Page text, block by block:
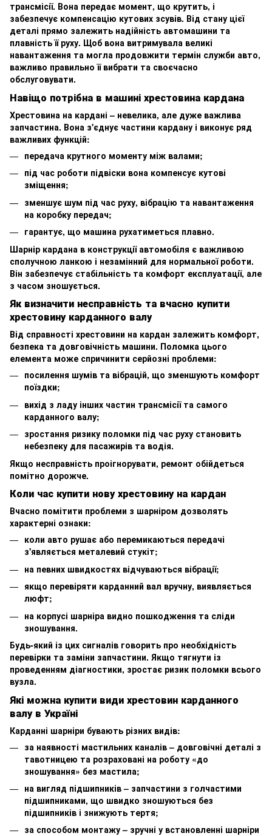
трансмісії. Вона передає момент, що крутить, і
забезпечує компенсацію кутових зсувів. Від стану цієї
деталі прямо залежить надійність автомашини та
плавність її руху. Щоб вона витримувала великі
навантаження та могла продовжити термін служби авто,
важливо правильно її вибрати та своєчасно
обслуговувати.
Навіщо потрібна в машині хрестовина кардана
Хрестовина на кардані – невелика, але дуже важлива
запчастина. Вона з'єднує частини кардану і виконує ряд
важливих функцій:
передача крутного моменту між валами;
під час роботи підвіски вона компенсує кутові
зміщення;
зменшує шум під час руху, вібрацію та навантаження
на коробку передач;
гарантує, що машина рухатиметься плавно.
Шарнір кардана в конструкції автомобіля є важливою
сполучною ланкою і незамінний для нормальної роботи.
Він забезпечує стабільність та комфорт експлуатації, але
з часом зношується.
Як визначити несправність та вчасно купити
хрестовину карданного валу
Від справності хрестовини на кардан залежить комфорт,
безпека та довговічність машини. Поломка цього
елемента може спричинити серйозні проблеми:
посилення шумів та вібрацій, що зменшують комфорт
поїздки;
вихід з ладу інших частин трансмісії та самого
карданного валу;
зростання ризику поломки під час руху становить
небезпеку для пасажирів та водія.
Якщо несправність проігнорувати, ремонт обійдеться
помітно дорожче.
Коли час купити нову хрестовину на кардан
Вчасно помітити проблеми з шарніром дозволять
характерні ознаки:
коли авто рушає або перемикаються передачі
з'являється металевий стукіт;
на певних швидкостях відчуваються вібрації;
якщо перевіряти карданний вал вручну, виявляється
люфт;
на корпусі шарніра видно пошкодження та сліди
зношування.
Будь-який із цих сигналів говорить про необхідність
перевірки та заміни запчастини. Якщо тягнути із
проведенням діагностики, зростає ризик поломки всього
вузла.
Які можна купити види хрестовин карданного
валу в Україні
Карданні шарніри бувають різних видів:
за наявності мастильних каналів – довговічні деталі з
тавотницею та розраховані на роботу «до
зношування» без мастила;
на вигляд підшипників – запчастини з голчастими
підшипниками, що швидко зношуються без
підшипників і знижують тертя;
за способом монтажу – зручні у встановленні шарніри